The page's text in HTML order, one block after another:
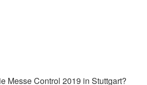
Messe Control 2019 in Stuttgart?